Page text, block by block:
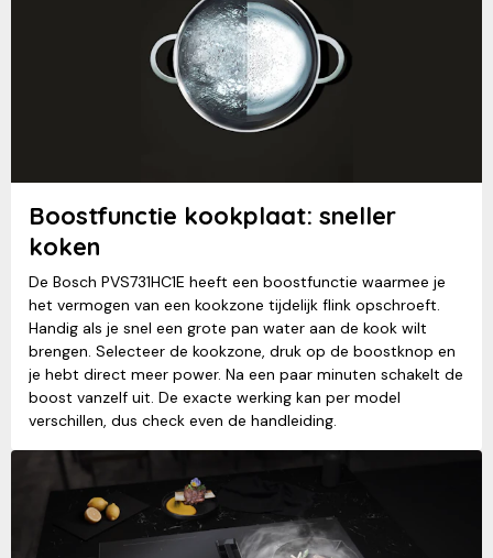
Boostfunctie kookplaat: sneller
koken
De Bosch PVS731HC1E heeft een boostfunctie waarmee je
het vermogen van een kookzone tijdelijk flink opschroeft.
Handig als je snel een grote pan water aan de kook wilt
brengen. Selecteer de kookzone, druk op de boostknop en
je hebt direct meer power. Na een paar minuten schakelt de
boost vanzelf uit. De exacte werking kan per model
verschillen, dus check even de handleiding.